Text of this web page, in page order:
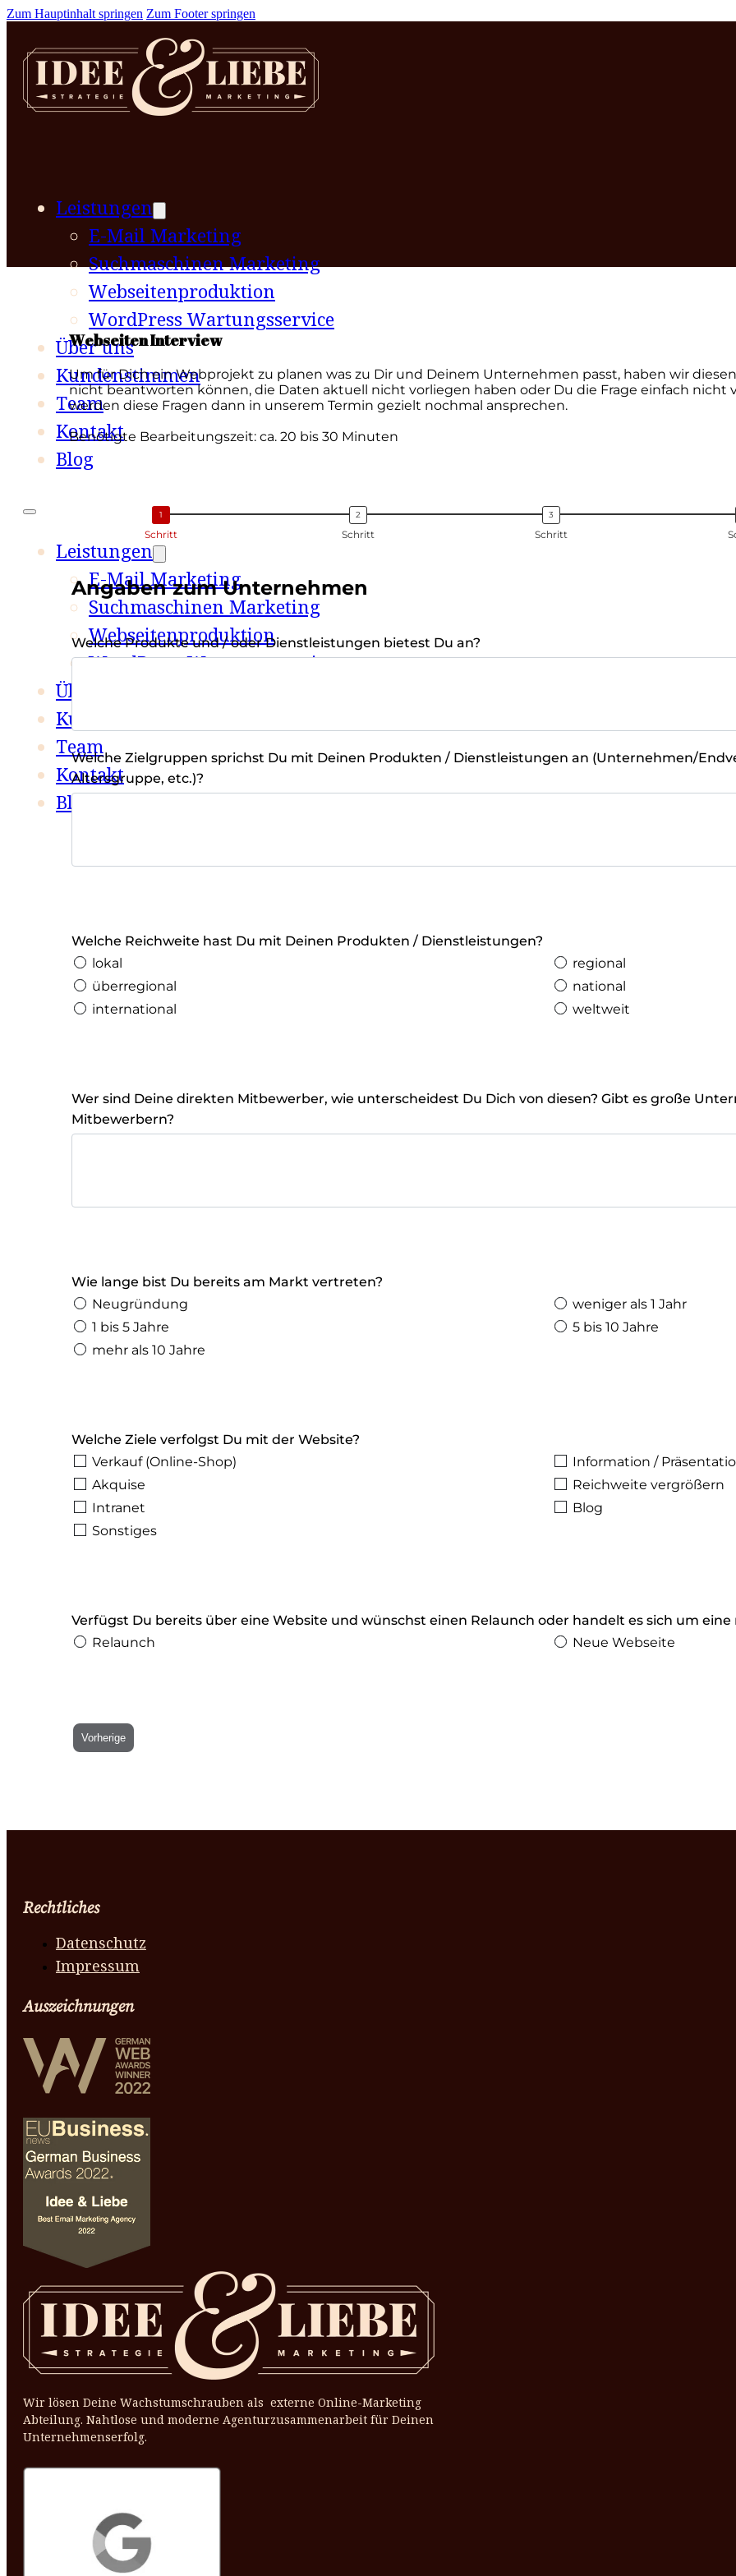
Zum Hauptinhalt springen Zum Footer springen
Leistungen
E-Mail Marketing
Suchmaschinen Marketing
Webseitenproduktion
WordPress Wartungsservice
Über uns
Kundenstimmen
Team
Kontakt
Blog
Leistungen
E-Mail Marketing
Suchmaschinen Marketing
Webseitenproduktion
WordPress Wartungsservice
Über uns
Kundenstimmen
Team
Kontakt
Blog
Webseiten Interview
Um für Dich ein Webprojekt zu planen was zu Dir und Deinem Unternehmen passt, haben wir
nicht beantworten können, die Daten aktuell nicht vorliegen haben oder Du die Frage einfach nicht
werden diese Fragen dann in unserem Termin gezielt nochmal ansprechen.
Benötigte Bearbeitungszeit: ca. 20 bis 30 Minuten
Schritt Schritt Schritt
Angaben zum Unternehmen
Welche Produkte und / oder Dienstleistungen bietest Du an?
Welche Zielgruppen sprichst Du mit Deinen Produkten / Dienstleistungen an (Unternehmen/
Altersgruppe, etc.)?
Welche Reichweite hast Du mit Deinen Produkten / Dienstleistungen?
lokal
regional
überregional
national
international
weltweit
Wer sind Deine direkten Mitbewerber, wie unterscheidest Du Dich von diesen? Gibt es große
Mitbewerbern?
Wie lange bist Du bereits am Markt vertreten?
Neugründung
weniger als 1 Jahr
1 bis 5 Jahre
5 bis 10 Jahre
mehr als 10 Jahre
Welche Ziele verfolgst Du mit der Website?
Verkauf (Online-Shop)
Information /
Akquise
Reichweite vergrößern
Intranet
Blog
Sonstiges
Verfügst Du bereits über eine Website und wünschst einen Relaunch oder handelt es sich um eine
Relaunch
Neue Webseite
Vorherige
Rechtliches
Datenschutz
Impressum
Auszeichnungen
Wir lösen Deine Wachstumschrauben als externe Online-Marketing
Abteilung. Nahtlose und moderne Agenturzusammenarbeit für Deinen
Unternehmenserfolg.